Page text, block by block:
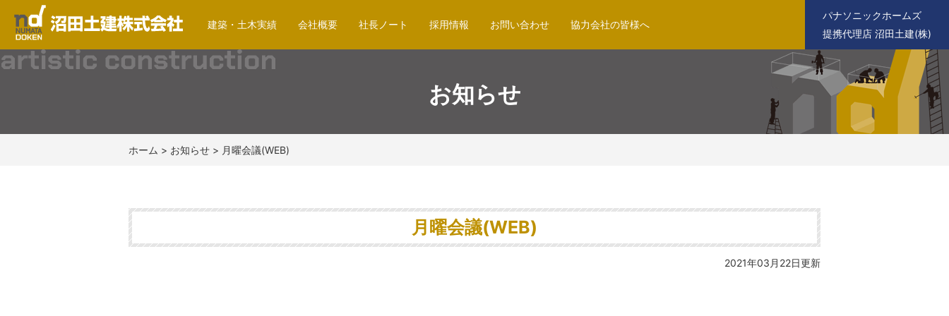
沼田土建株式会社
建築・土木実績 会社概要 社長ノート 採用情報 お問い合わせ 協力会社の皆様へ
パナソニックホームズ
提携代理店 沼田土建(株)
お知らせ
ホーム > お知らせ > 月曜会議(WEB)
月曜会議(WEB)
2021年03月22日更新